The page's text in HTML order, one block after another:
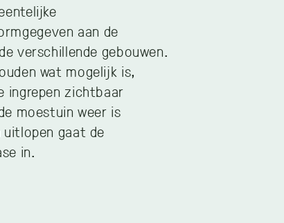
aan de
verschillende gebouwen.
wat mogelijk is,
ingrepen zichtbaar
moestuin weer is
uitlopen gaat de
in.